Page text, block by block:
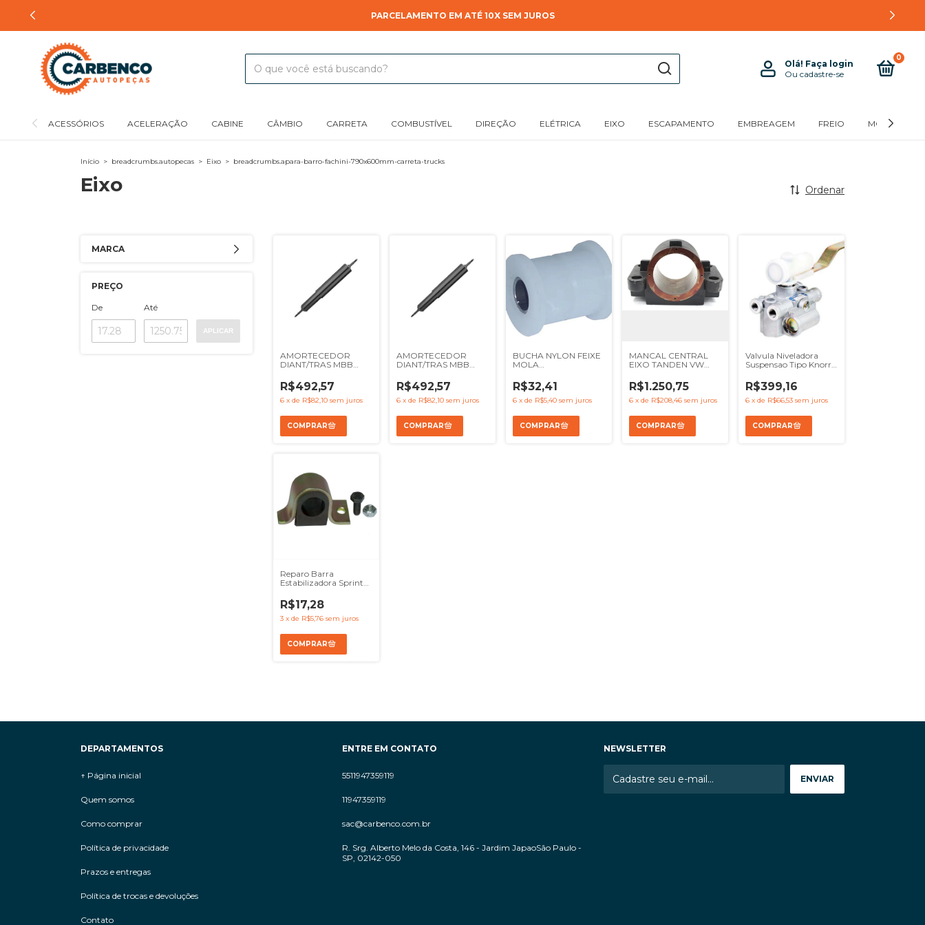
PARCELAMENTO EM ATÉ 10X SEM JUROS
Olá! Faça login
Ou cadastre-se
0
ACESSÓRIOS ACELERAÇÃO CABINE CÂMBIO CARRETA COMBUSTÍVEL DIREÇÃO ELÉTRICA EIXO ESCAPAMENTO EMBREAGEM FREIO MOTOR
Início > breadcrumbs.autopecas > Eixo > breadcrumbs.apara-barro-fachini-790x600mm-carreta-trucks
Eixo Ordenar
MARCA
PREÇO
De Até
APLICAR
AMORTECEDOR
DIANT/TRAS MBB
REF AC36066
3643267200 54475
R$492,57
6 x de R$82,10 sem juros
AMORTECEDOR
DIANT/TRAS MBB
REF AC36066
3643267200 54475
R$492,57
6 x de R$82,10 sem juros
BUCHA NYLON FEIXE
MOLA
HPN 1317 1618 1620 A
1935 - REF 3843177051
R$32,41
6 x de R$5,40 sem juros
MANCAL CENTRAL
EIXO TANDEN VW
26220 26260 31260
31310 26310 - REF
2RR512385
R$1.250,75
6 x de R$208,46 sem juros
Valvula Niveladora
Suspensao Tipo Knorr
Onibus O500
R$399,16
6 x de R$66,53 sem juros
Reparo Barra
Estabilizadora Sprinter
R$17,28
3 x de R$5,76 sem juros
DEPARTAMENTOS
↑ Página inicial
Quem somos
Como comprar
Política de privacidade
Prazos e entregas
Política de trocas e devoluções
Contato
ENTRE EM CONTATO
5511947359119
11947359119
sac@carbenco.com.br
R. Srg. Alberto Melo da Costa, 146 - Jardim JapaoSão Paulo -
SP, 02142-050
NEWSLETTER